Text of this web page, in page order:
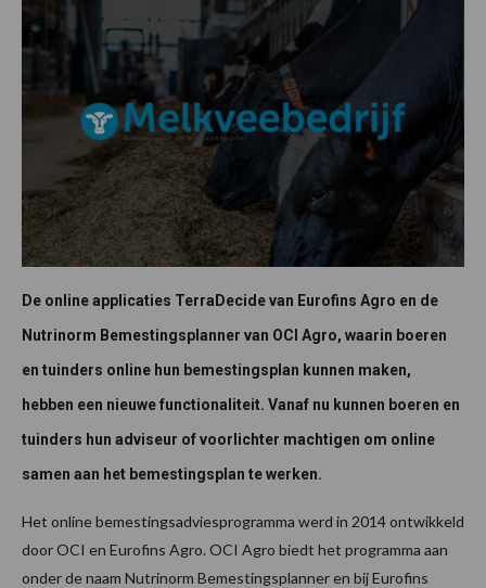
De online applicaties TerraDecide van Eurofins Agro en de
Nutrinorm Bemestingsplanner van OCI Agro, waarin boeren
en tuinders online hun bemestingsplan kunnen maken,
hebben een nieuwe functionaliteit. Vanaf nu kunnen boeren en
tuinders hun adviseur of voorlichter machtigen om online
samen aan het bemestingsplan te werken.
Het online bemestingsadviesprogramma werd in 2014 ontwikkeld
door OCI en Eurofins Agro. OCI Agro biedt het programma aan
onder de naam Nutrinorm Bemestingsplanner en bij Eurofins